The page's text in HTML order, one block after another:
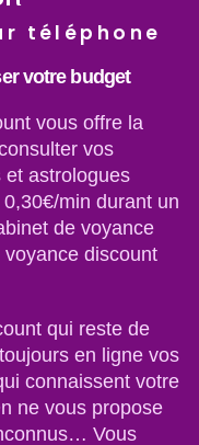
téléphone
votre budget
vous offre la
vos
et astrologues
min durant un
de voyance
discount
qui reste de
en ligne vos
connaissent votre
ne vous propose
Vous